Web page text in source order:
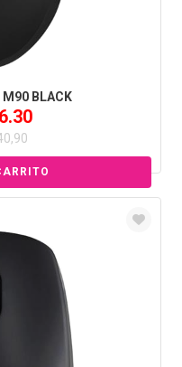
M90 BLACK